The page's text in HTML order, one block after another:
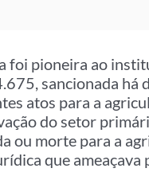
foi pioneira ao
sancionada há
atos para a
do setor
ou morte para a
que